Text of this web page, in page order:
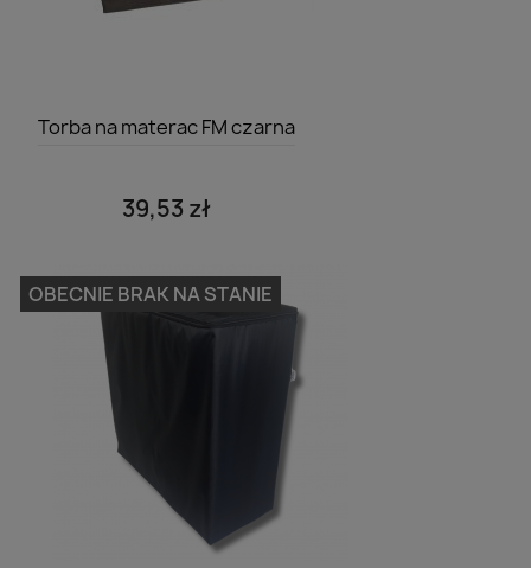
Szybki podgląd
Torba na materac FM czarna
39,53 zł
OBECNIE BRAK NA STANIE